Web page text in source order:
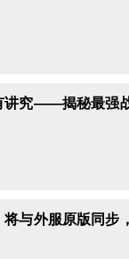
讲究——揭秘最强
与外服原版同步